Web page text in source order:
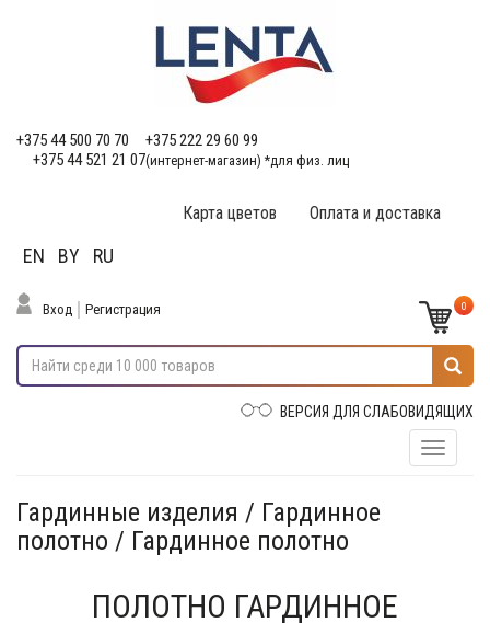
+375 44 500 70 70
+375 222 29 60 99
+375 44 521 21 07(интернет-магазин) *для физ. лиц
Оплата и доставка
Карта цветов
EN BY RU
Вход Регистрация 0
ВЕРСИЯ ДЛЯ СЛАБОВИДЯЩИХ
Гардинные изделия / Гардинное
полотно / Гардинное полотно
ПОЛОТНО ГАРДИННОЕ